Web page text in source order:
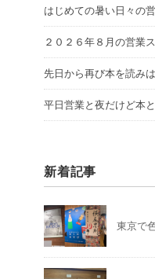
はじめての暑い日々の
２０２６年８月の営業
先日から再び本を読み
平日営業と夜だけど本
新着記事
東京で